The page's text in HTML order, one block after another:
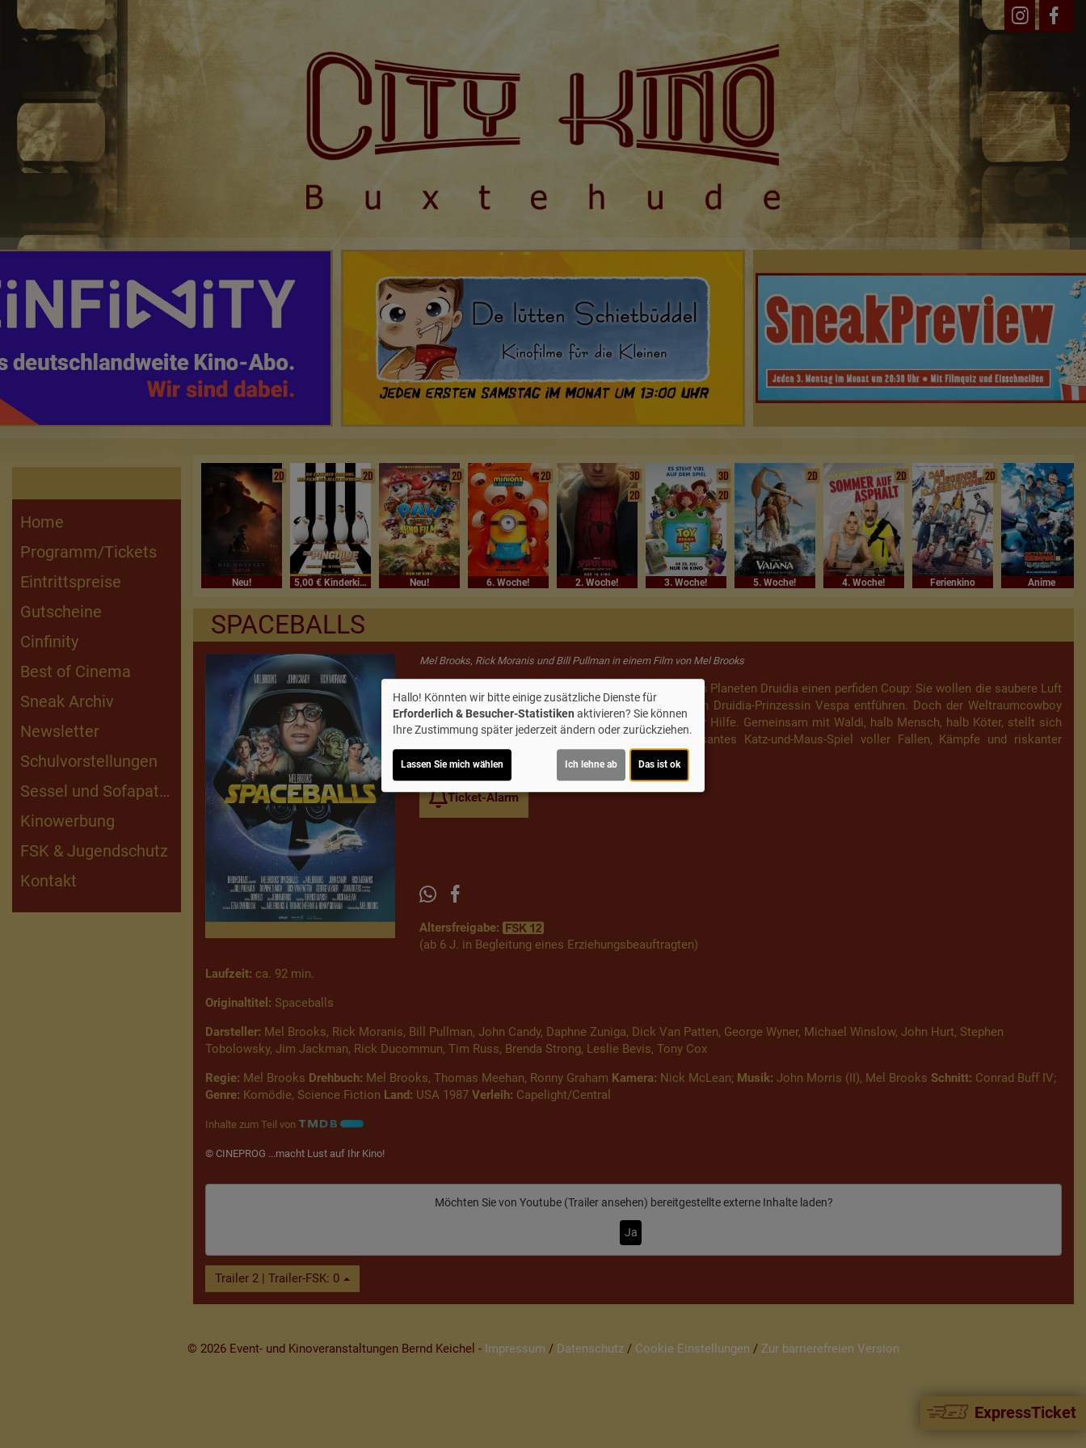
ExpressTicket
Home
Programm/Tickets
5,00 € Kinderkino
Kino für Frauen
Ferienkino
Best of Cinema
Sneak Preview
Anime
Vorpremiere
Eintrittspreise
Gutscheine
Cinfinity
Best of Cinema
Sneak Archiv
Newsletter
Schulvorstellungen
Sessel und Sofapaten
Kinowerbung
FSK & Jugendschutz
Kontakt
2D
Neu!
2D
5,00 € Kinderkino
2D
Neu!
2D
6. Woche!
3D
2D
2. Woche!
3D
2D
3. Woche!
2D
5. Woche!
2D
4. Woche!
2D
Ferienkino Anime
SPACEBALLS
Mel Brooks, Rick Moranis und Bill Pullman in einem Film von Mel Brooks
Lord Helmchen und Colonel Sandfurz planen auf dem Planeten Druidia einen perfiden Coup: Sie wollen die saubere Luft
des fremden Weltenreichs absaugen und dabei auch Druidia-Prinzessin Vespa entführen. Doch der Weltraumcowboy
Lone Starr kommt im Auftrag des Königs Roland zur Hilfe. Gemeinsam mit Waldi, halb Mensch, halb Köter, stellt sich
Lone Starr den Bösewichten und gerät in ein rasantes Katz-und-Maus-Spiel voller Fallen, Kämpfe und riskanter
Entscheidungen, bis die Prinzessin in Sicherheit ist.
Ticket-Alarm
Altersfreigabe:
(ab 6 J. in Begleitung eines Erziehungsbeauftragten)
Laufzeit: ca. 92 min.
Originaltitel: Spaceballs
Darsteller: Mel Brooks, Rick Moranis, Bill Pullman, John Candy, Daphne Zuniga, Dick Van Patten, George Wyner, Michael Winslow, John Hurt, Stephen
Tobolowsky, Jim Jackman, Rick Ducommun, Tim Russ, Brenda Strong, Leslie Bevis, Tony Cox
Regie: Mel Brooks Drehbuch: Mel Brooks, Thomas Meehan, Ronny Graham Kamera: Nick McLean; Musik: John Morris (II), Mel Brooks Schnitt: Conrad Buff IV;
Genre: Komödie, Science Fiction Land: USA 1987 Verleih: Capelight/Central
Inhalte zum Teil von
© CINEPROG ...macht Lust auf Ihr Kino!
Möchten Sie von Youtube (Trailer ansehen) bereitgestellte externe Inhalte laden?
Ja
Trailer 2 | Trailer-FSK: 0
© 2026 Event- und Kinoveranstaltungen Bernd Keichel - Impressum / Datenschutz/ Cookie Einstellungen / Zur barrierefreien Version
Hallo! Könnten wir bitte einige zusätzliche Dienste für
Erforderlich & Besucher-Statistiken aktivieren? Sie können
Ihre Zustimmung später jederzeit ändern oder zurückziehen.
Lassen Sie mich wählen Ich lehne ab Das ist ok